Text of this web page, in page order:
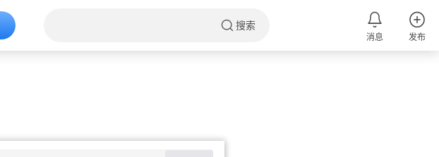
搜索
消息 发布